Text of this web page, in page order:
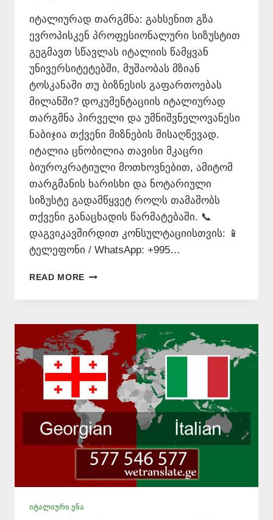
იტალიურად თარგმნა: გახსენით გზა
ევროპისკენ პროფესიონალური სიზუსტით
გეგმავთ სწავლას იტალიის წამყვან
უნივერსიტეტებში, მუშაობას მზიან
ტოსკანაში თუ ბიზნესის გაფართოებას
მილანში? დოკუმენტაციის იტალიურად
თარგმნა პირველი და უმნიშვნელოვანესი
ნაბიჯია თქვენი მიზნების მისაღწევად.
იტალია ცნობილია თავისი მკაცრი
ბიუროკრატიული მოთხოვნებით, ამიტომ
თარგმანის ხარისხი და ნოტარიული
სიზუსტე გადამწყვეტ როლს თამაშობს
თქვენი განაცხადის წარმატებაში. 📞
დაგვიკავშირდით კონსულტაციისთვის: 📱
ტელეფონი / WhatsApp: +995…
READ MORE ᲘᲢᲐᲚᲘᲣᲠᲐᲓ
+995
546
577
ᲘᲢᲐᲚᲘᲣᲠᲘ ᲔᲜᲐ